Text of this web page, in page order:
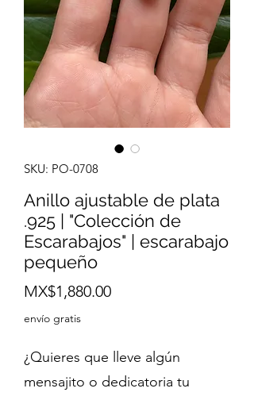
SKU: PO-0708
Anillo ajustable de plata
.925 | "Colección de
Escarabajos" | escarabajo
pequeño
MX$1,880.00Price
envío gratis
¿Quieres que lleve algún
mensajito o dedicatoria tu